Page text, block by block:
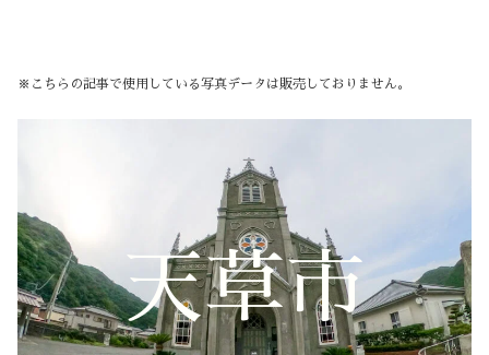
※こちらの記事で使用している写真データは販売しておりません。
天草市